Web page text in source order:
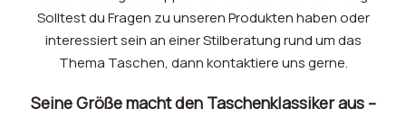
Solltest du Fragen zu unseren Produkten haben oder
interessiert sein an einer Stilberatung rund um das
Thema Taschen, dann kontaktiere uns gerne.
Seine Größe macht den Taschenklassiker aus –